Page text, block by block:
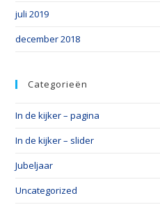
juli 2019
december 2018
Categorieën
In de kijker – pagina
In de kijker – slider
Jubeljaar
Uncategorized